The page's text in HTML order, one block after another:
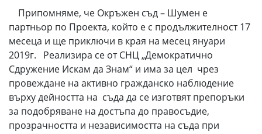
Припомняме, че Окръжен съд – Шумен е
партньор по Проекта, който е с продължителност 17
месеца и ще приключи в края на месец януари
2019г. Реализира се от СНЦ „Демократично
Сдружение Искам да Знам“ и има за цел чрез
провеждане на активно гражданско наблюдение
върху дейността на съда да се изготвят препоръки
за подобряване на достъпа до правосъдие,
прозрачността и независимостта на съда при